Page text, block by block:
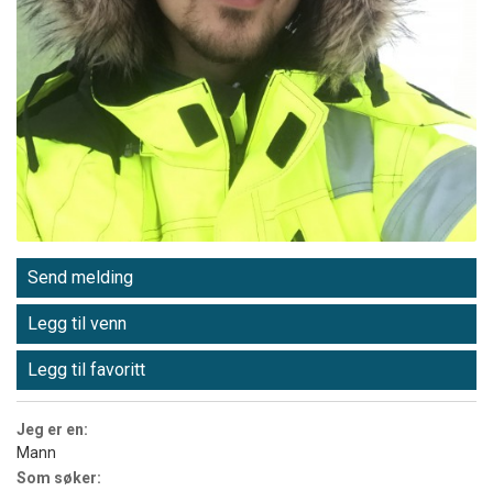
Send melding
Legg til venn
Legg til favoritt
Jeg er en:
Mann
Som søker: